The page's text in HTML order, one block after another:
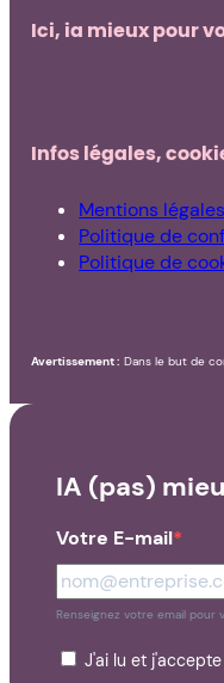
Ici, ia mieux pour
Infos légales,
Mentions légales
Politique de
Politique de
Avertissement : Dans le but de
IA (pas)
Votre E-mail
Renseignez votre email pour
J'ai lu et